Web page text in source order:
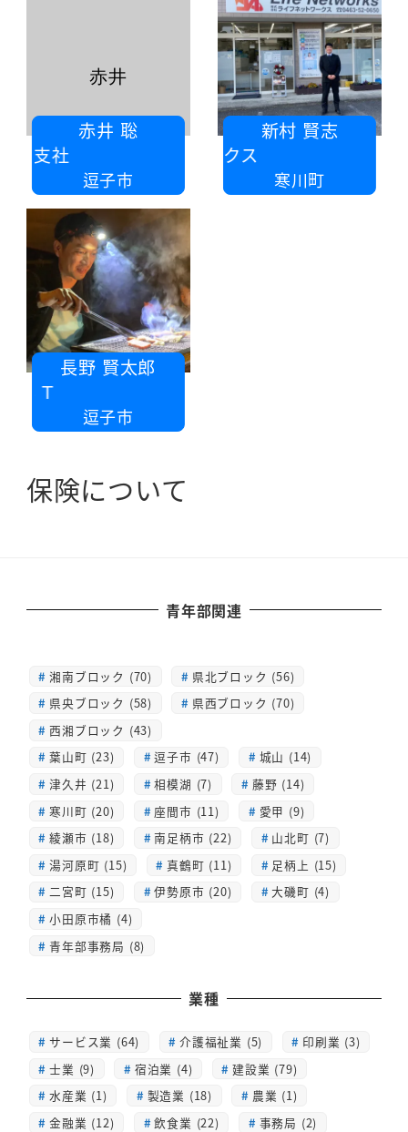
赤井 聡
支社
逗子市
赤井
新村 賢志
式会社ライフネットワークス
寒川町
長野 賢太郎
ＳＴ
逗子市
保険について
青年部関連
湘南ブロック (70)
県北ブロック (56)
県央ブロック (58)
県西ブロック (70)
西湘ブロック (43)
葉山町 (23)
逗子市 (47)
城山 (14)
津久井 (21)
相模湖 (7)
藤野 (14)
寒川町 (20)
座間市 (11)
愛甲 (9)
綾瀬市 (18)
南足柄市 (22)
山北町 (7)
湯河原町 (15)
真鶴町 (11)
足柄上 (15)
二宮町 (15)
伊勢原市 (20)
大磯町 (4)
小田原市橘 (4)
青年部事務局 (8)
業種
サービス業 (64) 介護福祉業 (5)
印刷業 (3)
士業 (9)
宿泊業 (4)
建設業 (79)
水産業 (1)
製造業 (18)
農業 (1)
金融業 (12)
飲食業 (22)
事務局 (2)